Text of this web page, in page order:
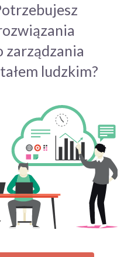
zarządzania
ludzkim?